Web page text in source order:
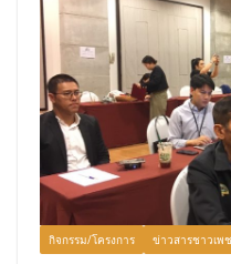
กิจกรรม/โครงการ ข่าวสารชาวเพ